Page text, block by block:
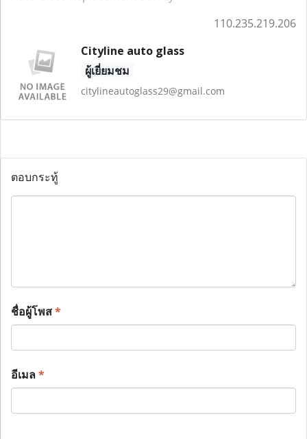
110.235.219.206
Cityline auto glass
ผู้เยี่ยมชม
citylineautoglass29@gmail.com
ตอบกระทู้
ชื่อผู้โพส*
อีเมล*